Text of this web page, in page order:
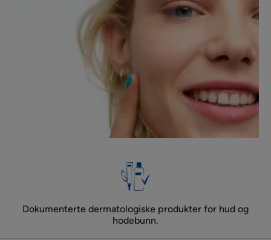
Dokumenterte dermatologiske produkter for hud og
hodebunn.